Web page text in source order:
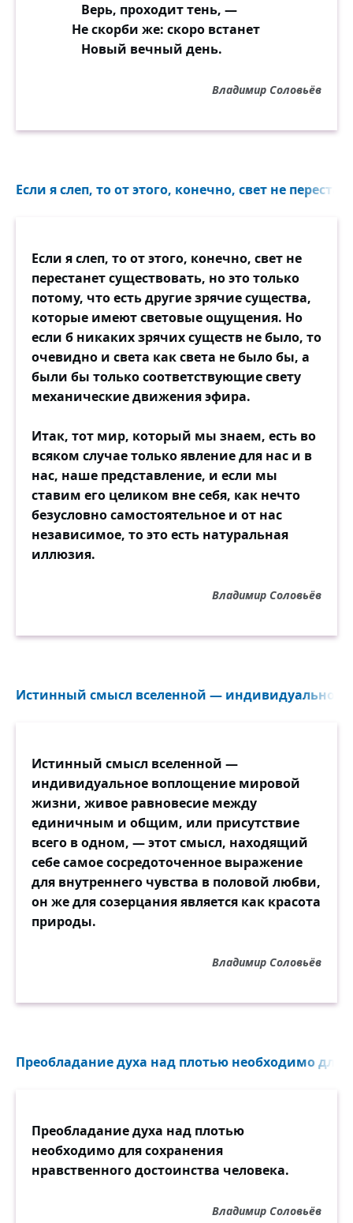
Верь, проходит тень, —
Не скорби же: скоро встанет
Новый вечный день.
Владимир Соловьёв
Если я слеп, то от этого, конечно, свет не
Если я слеп, то от этого, конечно, свет не
перестанет существовать, но это только
потому, что есть другие зрячие существа,
которые имеют световые ощущения. Но
если б никаких зрячих существ не было, то
очевидно и света как света не было бы, а
были бы только соответствующие свету
механические движения эфира.
Итак, тот мир, который мы знаем, есть во
всяком случае только явление для нас и в
нас, наше представление, и если мы
ставим его целиком вне себя, как нечто
безусловно самостоятельное и от нас
независимое, то это есть натуральная
иллюзия.
Владимир Соловьёв
Истинный смысл вселенной — индивидуальное
Истинный смысл вселенной —
индивидуальное воплощение мировой
жизни, живое равновесие между
единичным и общим, или присутствие
всего в одном, — этот смысл, находящий
себе самое сосредоточенное выражение
для внутреннего чувства в половой любви,
он же для созерцания является как красота
природы.
Владимир Соловьёв
Преобладание духа над плотью необходимо для
Преобладание духа над плотью
необходимо для сохранения
нравственного достоинства человека.
Владимир Соловьёв